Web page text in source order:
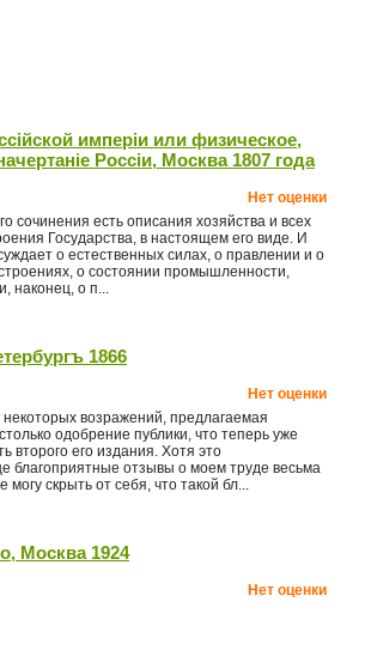
имперiи или физическое,
Россiи, Москва 1807 года
Нет оценки
сочинения есть описания хозяйства и всех
Государства, в настоящем его виде. И
о естественных силах, о правлении и о
о состоянии промышленности,
наконец, о п...
1866
Нет оценки
возражений, предлагаемая
одобрение публики, что теперь уже
второго его издания. Хотя это
благоприятные отзывы о моем труде весьма
скрыть от себя, что такой бл...
Москва 1924
Нет оценки